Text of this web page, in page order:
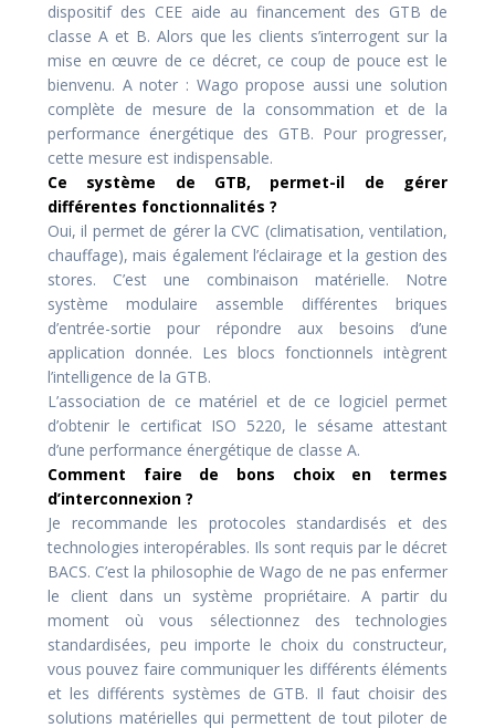
dispositif des CEE aide au financement des GTB de
classe A et B. Alors que les clients s’interrogent sur la
mise en œuvre de ce décret, ce coup de pouce est le
bienvenu. A noter : Wago propose aussi une solution
complète de mesure de la consommation et de la
performance énergétique des GTB. Pour progresser,
cette mesure est indispensable.
Ce système de GTB, permet-il de gérer
différentes fonctionnalités ?
Oui, il permet de gérer la CVC (climatisation, ventilation,
chauffage), mais également l’éclairage et la gestion des
stores. C’est une combinaison matérielle. Notre
système modulaire assemble différentes briques
d’entrée-sortie pour répondre aux besoins d’une
application donnée. Les blocs fonctionnels intègrent
l’intelligence de la GTB.
L’association de ce matériel et de ce logiciel permet
d’obtenir le certificat ISO 5220, le sésame attestant
d’une performance énergétique de classe A.
Comment faire de bons choix en termes
d’interconnexion ?
Je recommande les protocoles standardisés et des
technologies interopérables. Ils sont requis par le décret
BACS. C’est la philosophie de Wago de ne pas enfermer
le client dans un système propriétaire. A partir du
moment où vous sélectionnez des technologies
standardisées, peu importe le choix du constructeur,
vous pouvez faire communiquer les différents éléments
et les différents systèmes de GTB. Il faut choisir des
solutions matérielles qui permettent de tout piloter de